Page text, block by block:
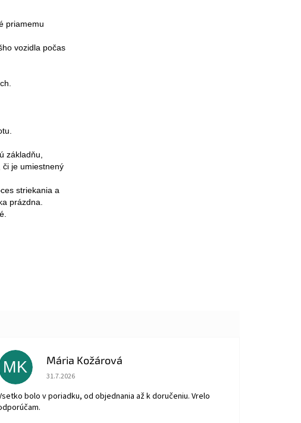
priamemu
vozidla počas
základňu,
je umiestnený
striekania a
prázdna.
MK Mária Kožárová
Hodnotenie obchodu je 5 z 5 hviezdičiek.
31.7.2026
bolo v poriadku, od objednania až k doručeniu. Vrelo